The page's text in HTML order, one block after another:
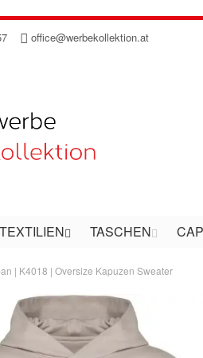
office@werbekollektion.at
TEXTILIEN TASCHEN
| K4018 | Oversize Kapuzen Sweater